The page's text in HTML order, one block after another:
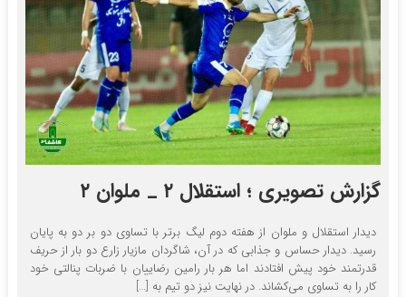
گزارش تصویری ؛ استقلال ۲ _ ملوان ۲
دیدار استقلال و ملوان از هفته دوم لیگ برتر با تساوی دو بر دو به پایان
رسید. دیدار حساس و جذابی که در آن، شاگردان مازیار زارع دو بار از حریف
قدرتمند خود پیش افتادند اما هر بار رامین رضاییان با ضربات پنالتی خود
کار را به تساوی می‌کشاند. در نهایت نیز دو تیم به […]